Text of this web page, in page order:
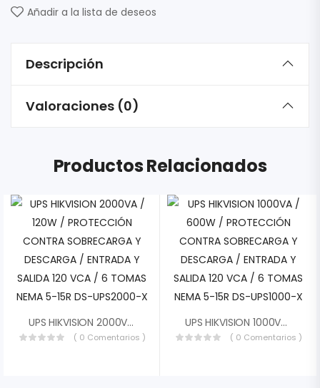
Añadir a la lista de deseos
Descripción
Valoraciones (0)
Productos Relacionados
UPS HIKVISION 2000VA / 120W / PROTECCIÓN CONTRA SOBRECARGA Y DESCARGA / ENTRADA Y SALIDA 120 VCA / 6 TOMAS NEMA 5-15R DS-UPS2000-X
( 0 Comentarios )
UPS HIKVISION 1000VA / 600W / PROTECCIÓN CONTRA SOBRECARGA Y DESCARGA / ENTRADA Y SALIDA 120 VCA / 6 TOMAS NEMA 5-15R DS-UPS1000-X
( 0 Comentarios )